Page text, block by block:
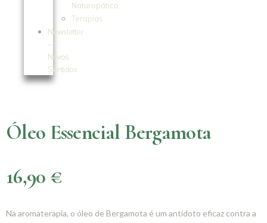
Naturopático
Terapias
Newsletter
–
Novos
Sentidos
Óleo Essencial Bergamota
16,90 €
Na aromaterapia, o óleo de Bergamota é um antídoto eficaz contra a